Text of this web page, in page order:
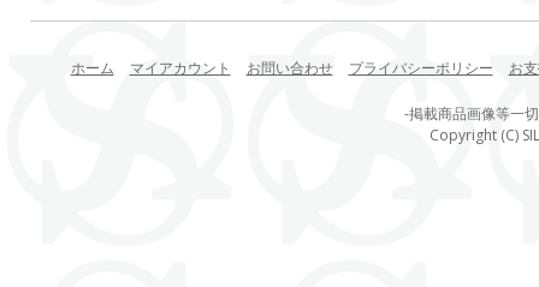
ホーム マイアカウント お問い合わせ プライバシーポリシー お
-掲載商品画像等一
Copyright (C)